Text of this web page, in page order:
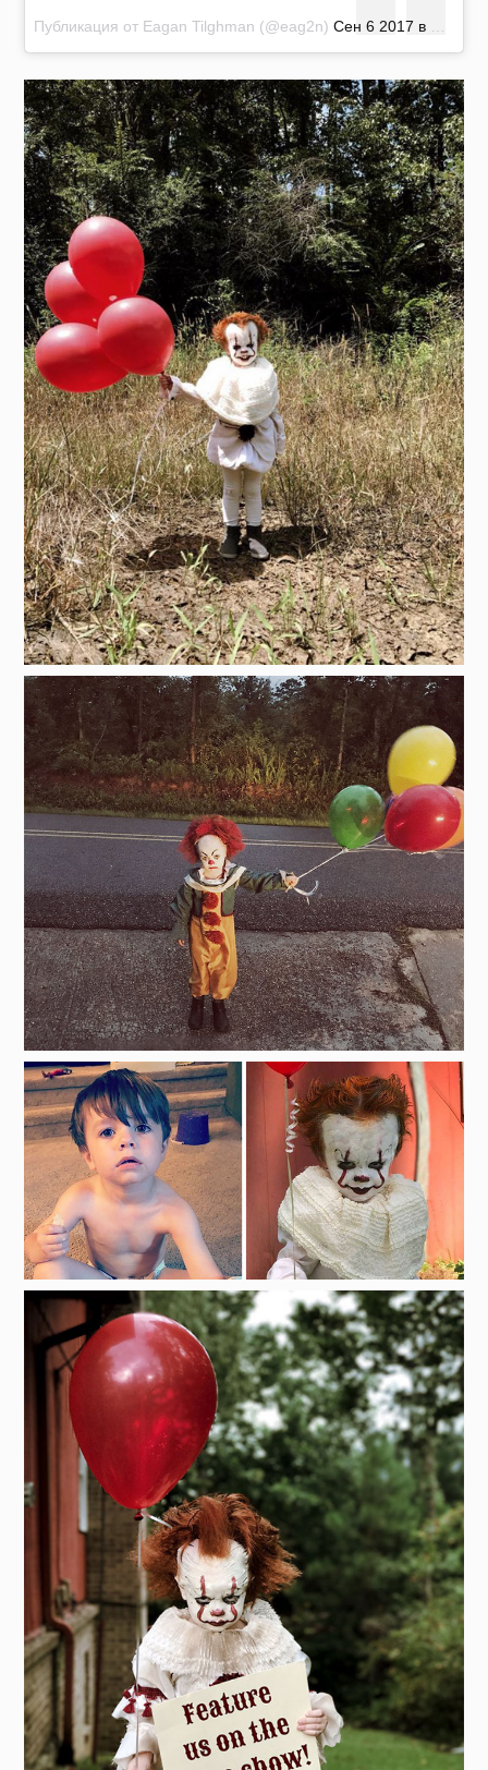
Публикация от Eagan Tilghman (@eag2n) Сен 6 2017 в 10:44 PDT